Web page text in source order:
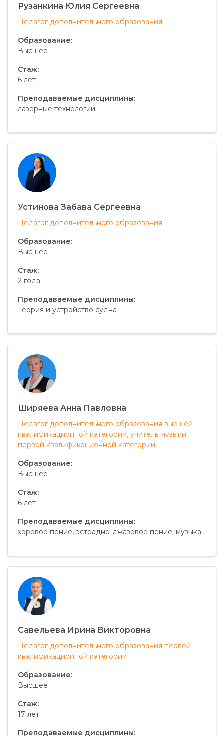
Рузанкина Юлия Сергеевна
Педагог дополнительного образования
Образование:
Высшее
Стаж:
6 лет
Преподаваемые дисциплины:
лазерные технологии
Устинова Забава Сергеевна
Педагог дополнительного образования
Образование:
Высшее
Стаж:
2 года
Преподаваемые дисциплины:
Теория и устройство судна
Ширяева Анна Павловна
Педагог дополнительного образования высшей
квалификационной категории, учитель музыки
первой квалификационной категории
Образование:
Высшее
Стаж:
6 лет
Преподаваемые дисциплины:
хоровое пение, эстрадно-джазовое пение, музыка
Савельева Ирина Викторовна
Педагог дополнительного образования первой
квалификационной категории
Образование:
Высшее
Стаж:
17 лет
Преподаваемые дисциплины: